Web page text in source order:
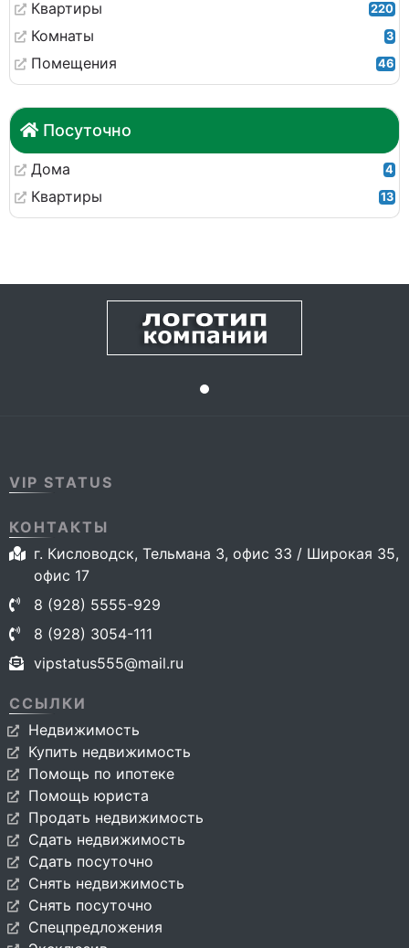
Квартиры 220
Комнаты 3
Помещения 46
Посуточно
Дома 4
Квартиры 13
VIP STATUS
КОНТАКТЫ
г. Кисловодск, Тельмана 3, офис 33 / Широкая 35,
офис 17
8 (928) 5555-929
8 (928) 3054-111
vipstatus555@mail.ru
ССЫЛКИ
Недвижимость
Купить недвижимость
Помощь по ипотеке
Помощь юриста
Продать недвижимость
Сдать недвижимость
Сдать посуточно
Снять недвижимость
Снять посуточно
Спецпредложения